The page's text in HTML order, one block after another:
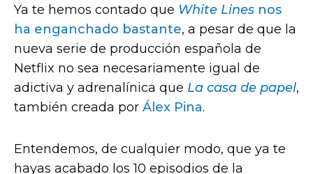
Ya te hemos contado que White Lines nos
ha enganchado bastante, a pesar de que la
nueva serie de producción española de
Netflix no sea necesariamente igual de
adictiva y adrenalínica que La casa de papel,
también creada por Álex Pina.
Entendemos, de cualquier modo, que ya te
hayas acabado los 10 episodios de la